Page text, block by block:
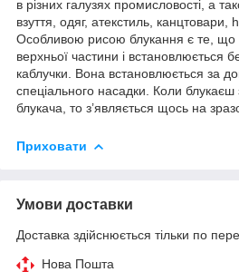
в різних галузях промисловості, а
взуття, одяг, атекстиль, канцтовари,
Особливою рисою блукання є те, що
верхньої частини і встановлюється
каблучки. Вона встановлюється за
спеціального насадки. Коли блукаєш
блукача, то з’являється щось на
Приховати
Умови доставки
Доставка здійснюється тільки по
Нова Пошта